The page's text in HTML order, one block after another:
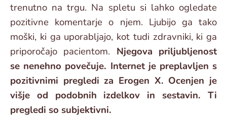
trenutno na trgu. Na spletu si lahko ogledate
pozitivne komentarje o njem. Ljubijo ga tako
moški, ki ga uporabljajo, kot tudi zdravniki, ki ga
priporočajo pacientom. Njegova priljubljenost
se nenehno povečuje. Internet je preplavljen s
pozitivnimi pregledi za Erogen X. Ocenjen je
višje od podobnih izdelkov in sestavin. Ti
pregledi so subjektivni.